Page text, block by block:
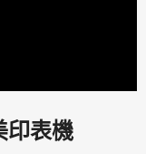
印表機